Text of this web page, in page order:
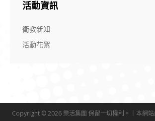
活動資訊
衛教新知
活動花絮
Copyright © 2026 樂活集團 保留一切權利。｜本網站